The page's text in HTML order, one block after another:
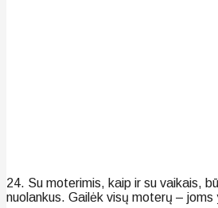
24. Su moterimis, kaip ir su vaikais,
nuolankus. Gailėk visų moterų – joms